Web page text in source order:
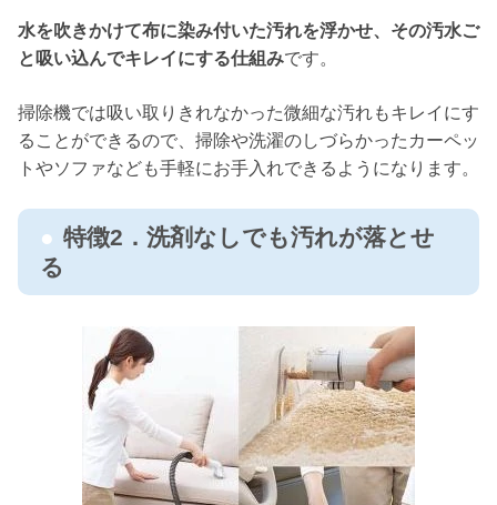
水を吹きかけて布に染み付いた汚れを浮かせ、その汚水ご
と吸い込んでキレイにする仕組みです。
掃除機では吸い取りきれなかった微細な汚れもキレイにす
ることができるので、掃除や洗濯のしづらかったカーペッ
トやソファなども手軽にお手入れできるようになります。
特徴2．洗剤なしでも汚れが落とせ
る